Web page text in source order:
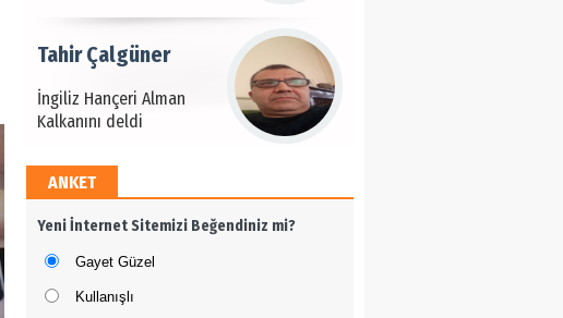
İngiliz Hançeri Alman
Kalkanını deldi
Tahir Çalgüner
Dava adamı olmak
Salih Ergül
ANKET
Yeni İnternet Sitemizi Beğendiniz mi?
Gayet Güzel
Kullanışlı